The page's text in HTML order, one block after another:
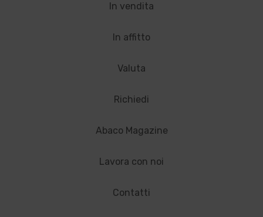
In vendita
In affitto
Valuta
Richiedi
Abaco Magazine
Lavora con noi
Contatti